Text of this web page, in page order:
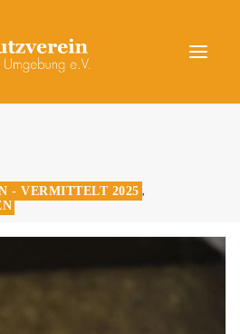
- VERMITTELT 2025 ,